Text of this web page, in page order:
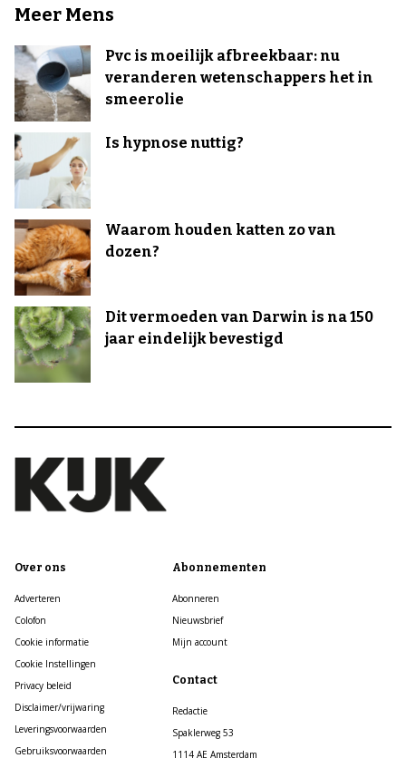
Meer Mens
Pvc is moeilijk afbreekbaar: nu
veranderen wetenschappers het in
smeerolie
Is hypnose nuttig?
Waarom houden katten zo van
dozen?
Dit vermoeden van Darwin is na 150
jaar eindelijk bevestigd
Over ons
Adverteren
Colofon
Cookie informatie
Cookie Instellingen
Privacy beleid
Disclaimer/vrijwaring
Leveringsvoorwaarden
Gebruiksvoorwaarden
Abonnementen
Abonneren
Nieuwsbrief
Mijn account
Contact
Redactie
Spaklerweg 53
1114 AE Amsterdam